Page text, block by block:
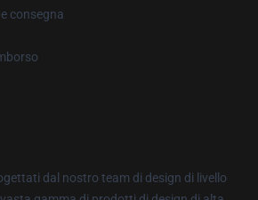
consegna
dal nostro team di design di livello